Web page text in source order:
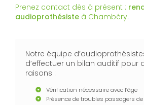
Prenez contact dès à présent :
audioprothésiste à Chambéry.
Notre équipe
d’effectuer un bilan auditif pour
raisons :
Vérification nécessaire avec l’âge
Présence de troubles passagers de